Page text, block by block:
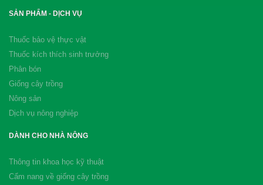
SẢN PHẨM - DỊCH VỤ
Thuốc bảo vệ thực vật
Thuốc kích thích sinh trưởng
Phân bón
Giống cây trồng
Nông sản
Dịch vụ nông nghiệp
DÀNH CHO NHÀ NÔNG
Thông tin khoa học kỹ thuật
Cẩm nang về giống cây trồng